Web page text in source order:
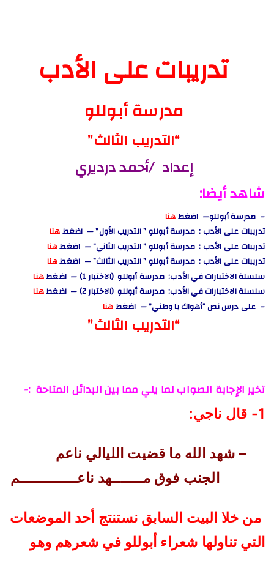
تدريبات على الأدب
مدرسة أبوللو
“التدريب الثالث”
إعداد /أحمد درديري
شاهد أيضا:
– مدرسة أبوللو— اضغطهنا
تدريبات على الأدب : مدرسة أبوللو ” التدريب الأول” — اضغطهنا
تدريبات على الأدب : مدرسة أبوللو ” التدريب الثاني” — اضغطهنا
تدريبات على الأدب : مدرسة أبوللو ” التدريب الثالث” — اضغطهنا
سلسلة الاختبارات في الأدب: مدرسة أبوللو (الاختبار 1) — اضغط
هنا
سلسلة الاختبارات في الأدب: مدرسة أبوللو (الاختبار 2) — اضغط
هنا
– على درس نص “أهواك يا وطني” — اضغطهنا
“التدريب الثالث”
تخير الإجابة الصواب لما يلي مما بين البدائل المتاحة :-
1- قال ناجي:
– شهد الله ما قضيت الليالي ناعم
الجنب فوق مـــــــهد ناعـــــــــــــم
من خلا البيت السابق نستنتج أحد الموضعات
التي تناولها شعراء أبوللو في شعرهم وهو